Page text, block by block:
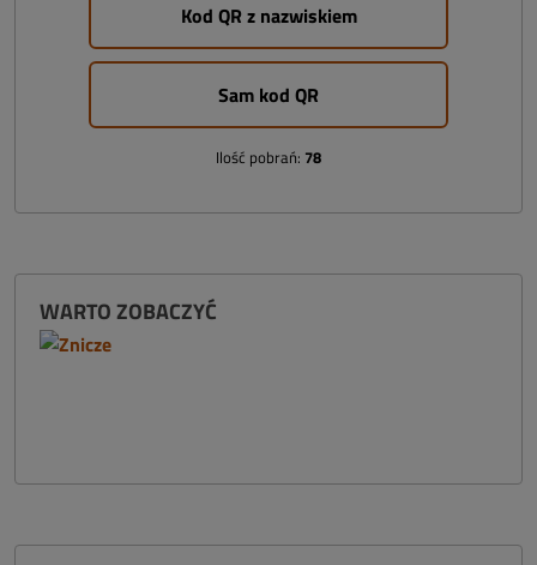
Kod QR z nazwiskiem
Sam kod QR
Ilość pobrań: 78
WARTO ZOBACZYĆ